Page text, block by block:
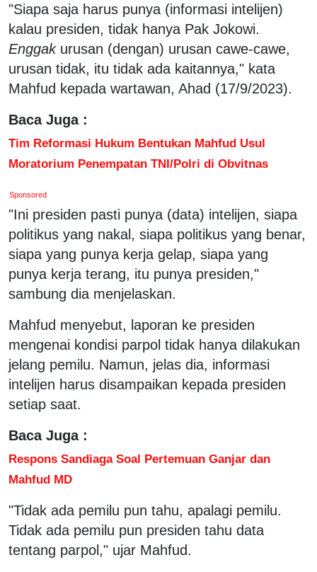
"Siapa saja harus punya (informasi intelijen)
kalau presiden, tidak hanya Pak Jokowi.
Enggakurusan (dengan) urusan cawe-cawe,
urusan tidak, itu tidak ada kaitannya," kata
Mahfud kepada wartawan, Ahad (17/9/2023).
Baca Juga :
Tim Reformasi Hukum Bentukan Mahfud Usul
Moratorium Penempatan TNI/Polri di Obvitnas
Sponsored
"Ini presiden pasti punya (data) intelijen, siapa
politikus yang nakal, siapa politikus yang benar,
siapa yang punya kerja gelap, siapa yang
punya kerja terang, itu punya presiden,"
sambung dia menjelaskan.
Mahfud menyebut, laporan ke presiden
mengenai kondisi parpol tidak hanya dilakukan
jelang pemilu. Namun, jelas dia, informasi
intelijen harus disampaikan kepada presiden
setiap saat.
Baca Juga :
Respons Sandiaga Soal Pertemuan Ganjar dan
Mahfud MD
"Tidak ada pemilu pun tahu, apalagi pemilu.
Tidak ada pemilu pun presiden tahu data
tentang parpol," ujar Mahfud.